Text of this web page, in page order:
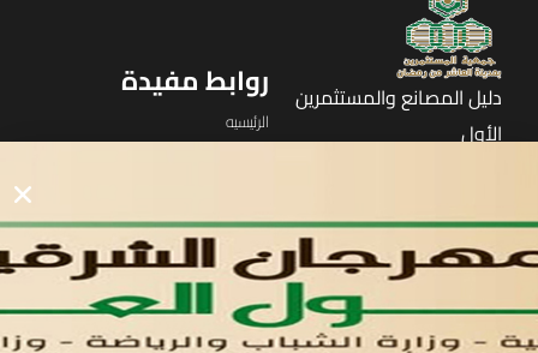
دليل المصانع والمستثمرين
الأول
روابط مفيدة
الرئيسيه
اتصل بنا